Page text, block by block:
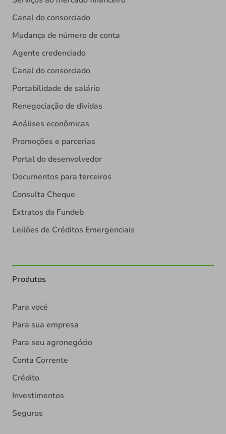
Canal do consorciado
Mudança de número de conta
Agente credenciado
Canal do consorciado
Portabilidade de salário
Renegociação de dívidas
Análises econômicas
Promoções e parcerias
Portal do desenvolvedor
Documentos para terceiros
Consulta Cheque
Extratos da Fundeb
Leilões de Créditos Emergenciais
Produtos
Para você
Para sua empresa
Para seu agronegócio
Conta Corrente
Crédito
Investimentos
Seguros